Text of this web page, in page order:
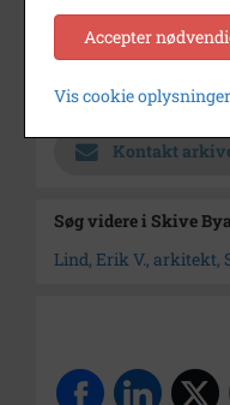
Størrelse
Materiale
Arkiv
Kontakt
Søg videre i Skive
Lind, Erik V., arkitekt,
Accepter
Vis cookie oplysninger